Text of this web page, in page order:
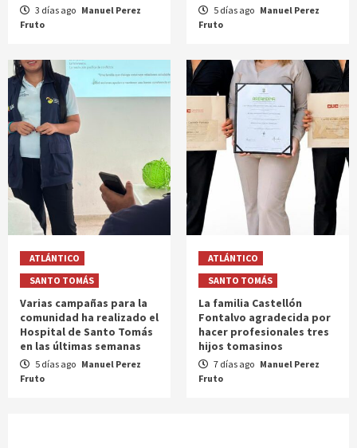
3 días ago Manuel Perez
Fruto
5 días ago Manuel Perez
Fruto
ATLÁNTICO
SANTO TOMÁS
Varias campañas para la
comunidad ha realizado el
Hospital de Santo Tomás
en las últimas semanas
5 días ago Manuel Perez
Fruto
ATLÁNTICO
SANTO TOMÁS
La familia Castellón
Fontalvo agradecida por
hacer profesionales tres
hijos tomasinos
7 días ago Manuel Perez
Fruto